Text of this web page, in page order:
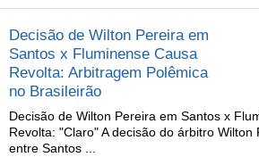
Decisão de Wilton Pereira em
Santos x Fluminense Causa
Revolta: Arbitragem Polêmica
no Brasileirão
Decisão de Wilton Pereira em Santos x
Revolta: "Claro" A decisão do árbitro Wilton
entre Santos ...